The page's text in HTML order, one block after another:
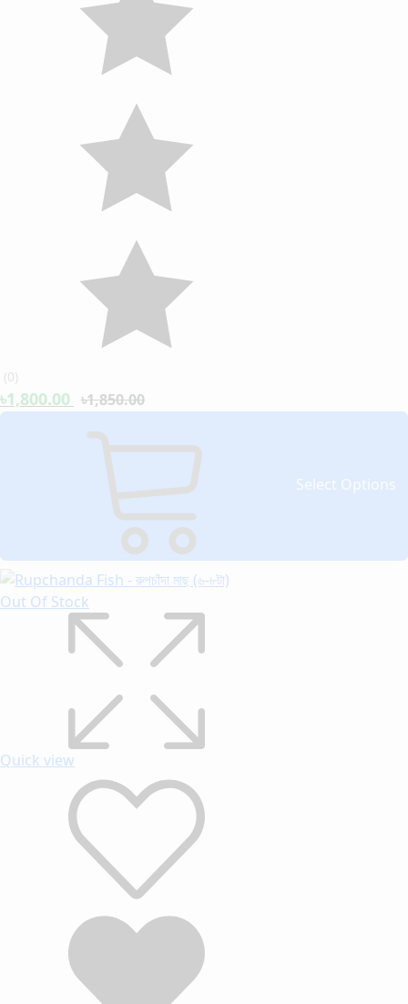
(0)
৳1,800.00 ৳1,850.00
Select Options
Out Of Stock
Quick view